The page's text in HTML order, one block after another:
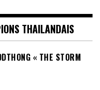
THAILANDAIS
« THE STORM